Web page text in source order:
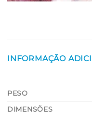
INFORMAÇÃO
PESO
DIMENSÕES